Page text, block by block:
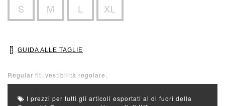
S M L XL
GUIDA ALLE TAGLIE
Regular fit: vestibilità regolare.
I prezzi per tutti gli articoli esportati al di fuori della